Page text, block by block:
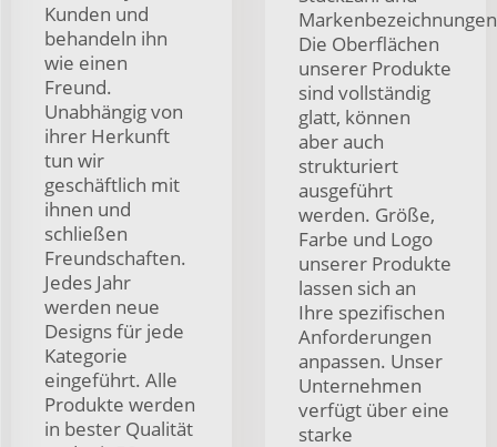
Kunden und
behandeln ihn
wie einen
Freund.
Unabhängig von
ihrer Herkunft
tun wir
geschäftlich mit
ihnen und
schließen
Freundschaften.
Jedes Jahr
werden neue
Designs für jede
Kategorie
eingeführt. Alle
Produkte werden
in bester Qualität
Die Oberflächen
unserer Produkte
sind vollständig
glatt, können
aber auch
strukturiert
ausgeführt
werden. Größe,
Farbe und Logo
unserer Produkte
lassen sich an
Ihre spezifischen
Anforderungen
anpassen. Unser
Unternehmen
verfügt über eine
starke